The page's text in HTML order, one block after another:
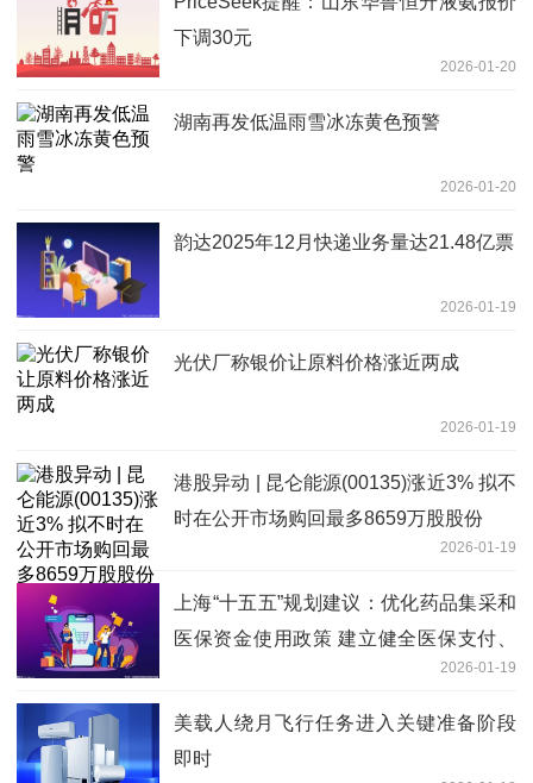
下调30元
2026-01-20
湖南再发低温雨雪冰冻黄色预警
2026-01-20
韵达2025年12月快递业务量达21.48亿票
2026-01-19
光伏厂称银价让原料价格涨近两成
2026-01-19
港股异动 | 昆仑能源(00135)涨近3% 拟不
时在公开市场购回最多8659万股股份
2026-01-19
上海“十五五”规划建议：优化药品集采和
医保资金使用政策 建立健全医保支付、
2026-01-19
美载人绕月飞行任务进入关键准备阶段
即时